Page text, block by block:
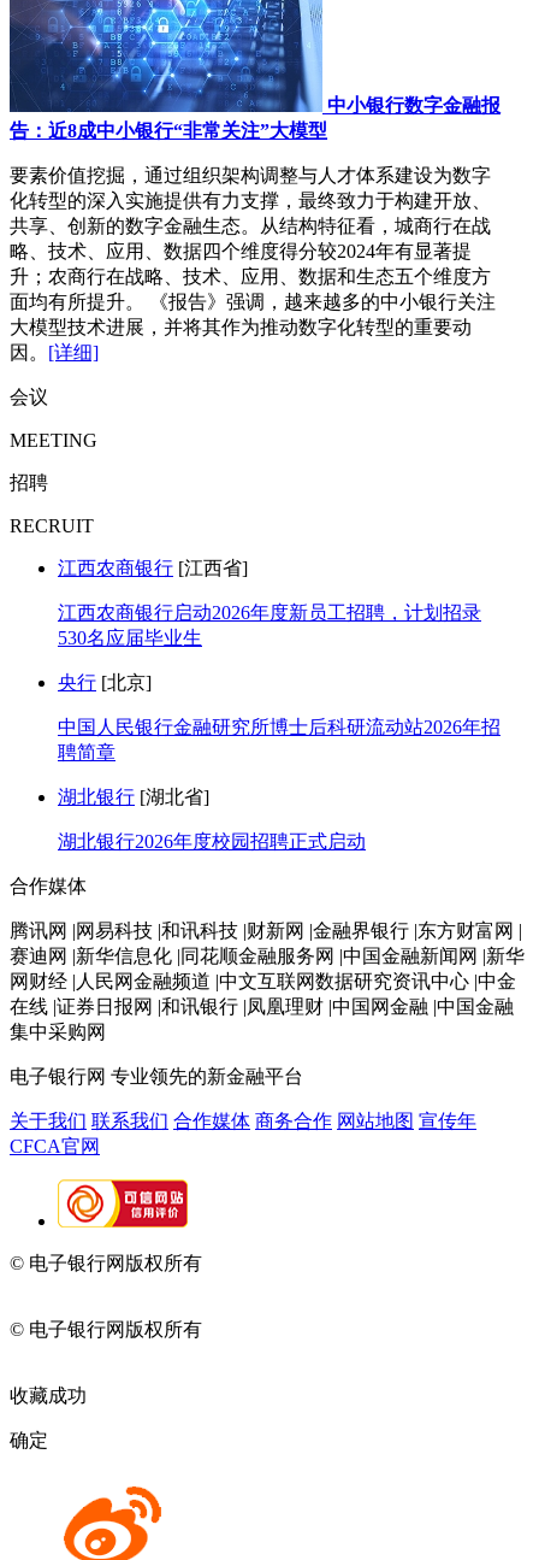
中小银行数字金融报
告：近8成中小银行“非常关注”大模型
要素价值挖掘，通过组织架构调整与人才体系建设为数字
化转型的深入实施提供有力支撑，最终致力于构建开放、
共享、创新的数字金融生态。从结构特征看，城商行在战
略、技术、应用、数据四个维度得分较2024年有显著提
升；农商行在战略、技术、应用、数据和生态五个维度方
面均有所提升。 《报告》强调，越来越多的中小银行关注
大模型技术进展，并将其作为推动数字化转型的重要动
因。 [详细]
会议
MEETING
招聘
RECRUIT
江西农商银行 [江西省]
江西农商银行启动2026年度新员工招聘，计划招录
530名应届毕业生
央行 [北京]
中国人民银行金融研究所博士后科研流动站2026年招
聘简章
湖北银行 [湖北省]
湖北银行2026年度校园招聘正式启动
合作媒体
腾讯网 |网易科技 |和讯科技 |财新网 |金融界银行 |东方财富网 |
赛迪网 |新华信息化 |同花顺金融服务网 |中国金融新闻网 |新华
网财经 |人民网金融频道 |中文互联网数据研究资讯中心 |中金
在线 |证券日报网 |和讯银行 |凤凰理财 |中国网金融 |中国金融
集中采购网
电子银行网 专业领先的新金融平台
关于我们 联系我们 合作媒体 商务合作 网站地图 宣传年
CFCA官网
© 电子银行网版权所有
© 电子银行网版权所有
收藏成功
确定